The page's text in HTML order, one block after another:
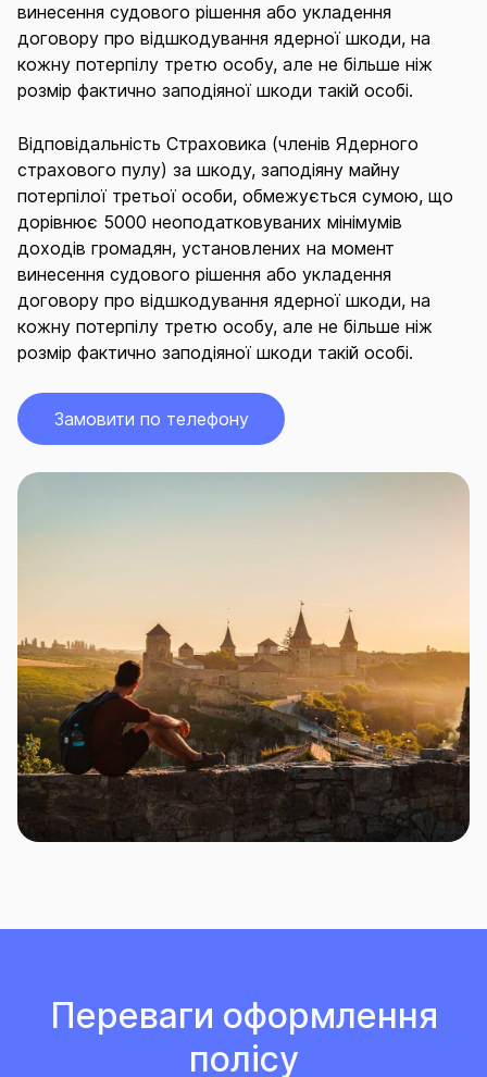
винесення судового рішення або укладення
договору про відшкодування ядерної шкоди, на
кожну потерпілу третю особу, але не більше ніж
розмір фактично заподіяної шкоди такій особі.
Відповідальність Страховика (членів Ядерного
страхового пулу) за шкоду, заподіяну майну
потерпілої третьої особи, обмежується сумою, що
дорівнює 5000 неоподатковуваних мінімумів
доходів громадян, установлених на момент
винесення судового рішення або укладення
договору про відшкодування ядерної шкоди, на
кожну потерпілу третю особу, але не більше ніж
розмір фактично заподіяної шкоди такій особі.
Замовити по телефону
Переваги оформлення
полісу